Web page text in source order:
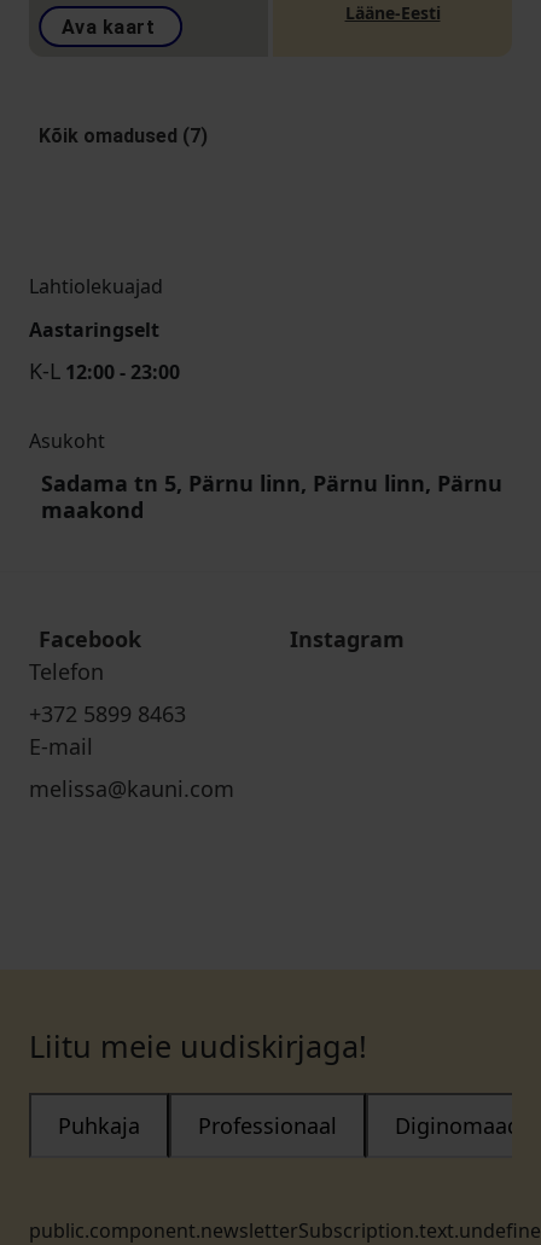
Ava kaart
Lääne-Eesti
Kõik omadused (7)
Lahtiolekuajad
Aastaringselt
K-L 12:00 - 23:00
Asukoht
Sadama tn 5, Pärnu linn, Pärnu linn, Pärnu
maakond
Facebook
Instagram
Telefon
+372 5899 8463
E-mail
melissa@kauni.com
Liitu meie uudiskirjaga!
Puhkaja Professionaal Diginomaad